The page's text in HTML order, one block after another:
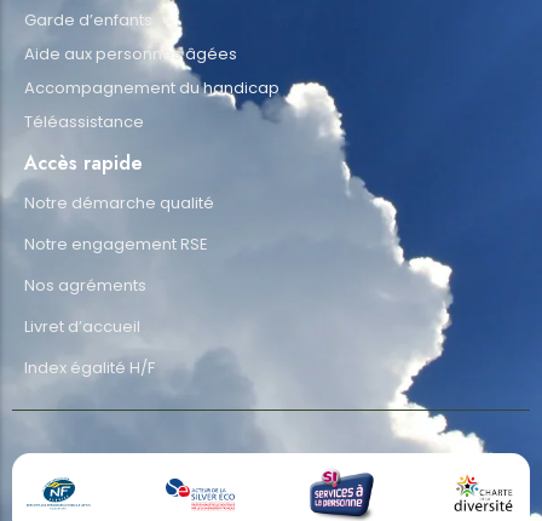
Garde d’enfants
Aide aux personnes âgées
Accompagnement du handicap
Téléassistance
Accès rapide
Notre démarche qualité
Notre engagement RSE
Nos agréments
Livret d’accueil
Index égalité H/F